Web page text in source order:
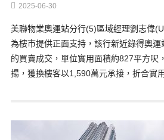
2025-06-30
美聯物業奧運站分行(5)區域經理劉志偉
為樓市提供正面支持，該行新近錄得奧
的買賣成交，單位實用面積約827平方呎
揚，獲換樓客以1,590萬元承接，折合實